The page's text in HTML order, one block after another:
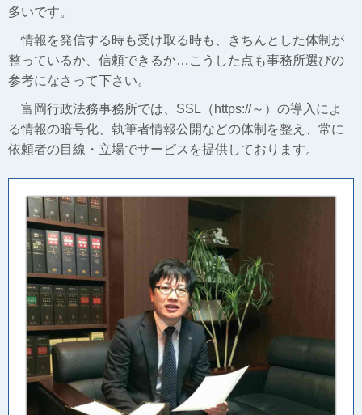
多いです。
情報を発信する時も受け取る時も、きちんとした体制が
整っているか、信頼できるか…こうした点も事務所選びの
参考になさって下さい。
富岡行政法務事務所では、SSL（https://～）の導入によ
る情報の暗号化、執筆者情報公開などの体制を整え、常に
依頼者の目線・立場でサービスを提供しております。